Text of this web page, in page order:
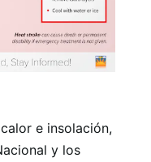
e insolación,
y los